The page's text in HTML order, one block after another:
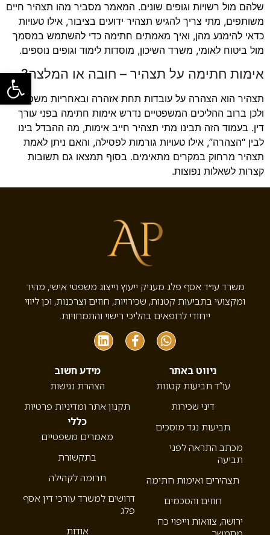
פתח
שלהם מול רשויות וגופים שונים. המאמר מסביר מהו תצהיר חיים
משותפים, מתי צריך להגיש תצהיר ידועים בציבור, אילו טעויות
כדאי להימנע מהן, ואיך מאמתים חתימה כדי להשתמש במסמך
מול ביטוח לאומי, משרד השיכון, מוסדות לימוד וגופים נוספים.
אימות חתימה על תצהיר – חובה או המלצה?
תצהיר הוא הצהרה על עובדות תחת אזהרה ובאחריות משפטית,
ולכן ברוב ההליכים המשפטיים נדרש אימות חתימה בפני עורך
דין. בעמוד הזה תבינו מתי תצהיר חייב אימות, מה ההבדל בינו
לבין “הצהרה”, אילו טעויות גורמות לפסילה, והאם ניתן לאמת
תצהיר מרחוק במקרים מתאימים. בסוף תמצאו גם תשובות
קצרות לשאלות נפוצות.
משרד עו״ד אסף פלג מעניק ייעוץ וייצוג משפטי אישי, מהיר
ומקצועי בתביעות קטנות, שכירויות, חוזים וצרכנות, וכן ליווי
ייחודי לרופאים בהליכי רישוי והתמחויות.
ניווט באתר
עו”ד תביעות קטנות
דיני שכירות
תביעות נגד מוסכים
מכתב התראה לפני
תביעה
תצהירים ואימות חתימה
חוזים והסכמים
ירושה, צוואות וייפוי כח
מידע חשוב
הצהרת נגישות
תקנון אתר ומדיניות פרטיות
כללי
מאמרים משפטיים
בתקשורת
תרומה לקהילה
דרושים למשרד עורכי דין אסף
פלג
אודות